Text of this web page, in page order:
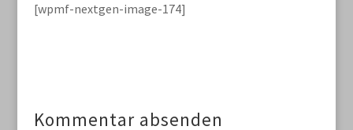
[wpmf-nextgen-image-174]
Kommentar absenden